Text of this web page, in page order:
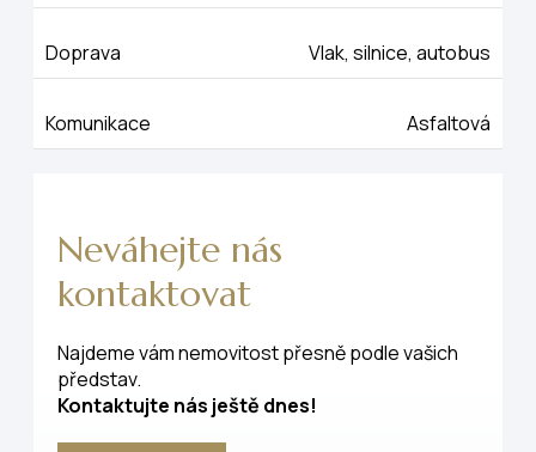
Doprava Vlak, silnice, autobus
Komunikace Asfaltová
Neváhejte nás
kontaktovat
Najdeme vám nemovitost přesně podle vašich
představ.
Kontaktujte nás ještě dnes!